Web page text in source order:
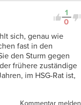
1
0
sich, genau wie
fast in den
den Sturm gegen
frühere zuständige
im HSG-Rat ist,